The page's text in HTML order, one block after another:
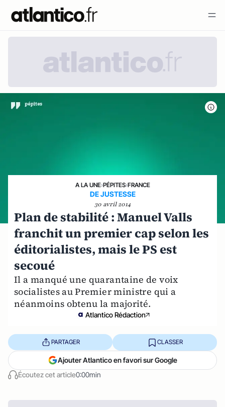
A LA UNE›PÉPITES›FRANCE
DE JUSTESSE
30 avril 2014
Plan de stabilité : Manuel Valls
franchit un premier cap selon les
éditorialistes, mais le PS est
secoué
Il a manqué une quarantaine de voix
socialistes au Premier ministre qui a
néanmoins obtenu la majorité.
Atlantico Rédaction
Écoutez cet article0:00min
PARTAGER CLASSER
Ajouter Atlantico en favori sur Google